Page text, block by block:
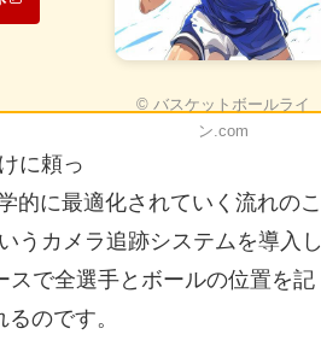
© バスケットボールライ
ン.com
に頼っ
的に最適化されていく流れのこ
うカメラ追跡システムを導入し
スで全選手とボールの位置を記
のです。